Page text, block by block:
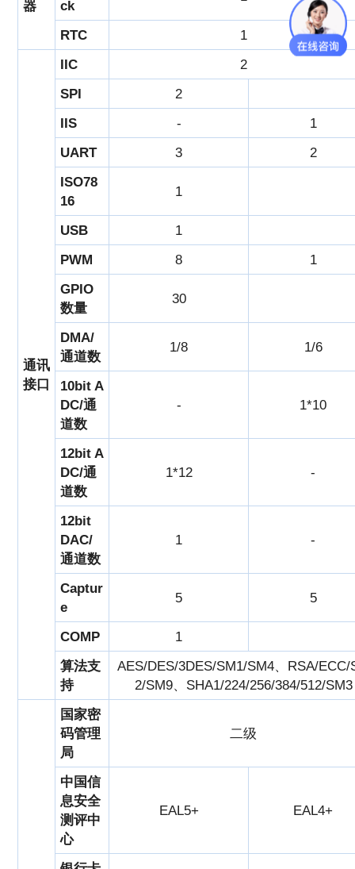
器 ck
RTC 1
通讯
接口
IIC 2
SPI 2
IIS - 1
UART 3 2
ISO78
16
1
USB 1
PWM 8 1
GPIO
数量
30
DMA/
通道数
1/8 1/6
10bit A
DC/通
道数
- 1*10
12bit A
DC/通
道数
1*12 -
12bit
DAC/
通道数
1 -
Captur
e
5 5
COMP 1
算法支
持
AES/DES/3DES/SM1/SM4、RSA/ECC/
2/SM9、SHA1/224/256/384/512/SM3
国家密
码管理
局
二级
中国信
息安全
测评中
心
EAL5+ EAL4+